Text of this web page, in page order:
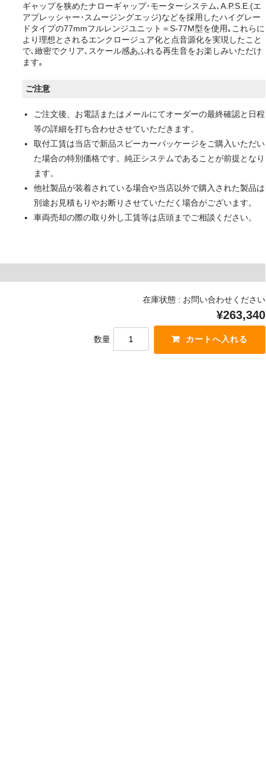
ギャップを狭めたナローギャップ･モーターシステム､A.P.S.E.(エ
アプレッシャー･スムージングエッジ)などを採用したハイグレー
ドタイプの77mmフルレンジユニット＝S-77M型を使用｡これらに
より理想とされるエンクロージュア化と点音源化を実現したこと
で､緻密でクリア､スケール感あふれる再生音をお楽しみいただけ
ます｡
ご注意
ご注文後、お電話またはメールにてオーダーの最終確認と日程
等の詳細を打ち合わせさせていただきます。
取付工賃は当店で新品スピーカーパッケージをご購入いただい
た場合の特別価格です。純正システムであることが前提となり
ます。
他社製品が装着されている場合や当店以外で購入された製品は
別途お見積もりやお断りさせていただく場合がございます。
車両売却の際の取り外し工賃等は店頭までご相談ください。
在庫状態 : お問い合わせください
¥263,340
数量